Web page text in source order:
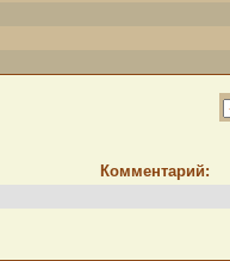
Комментарий: